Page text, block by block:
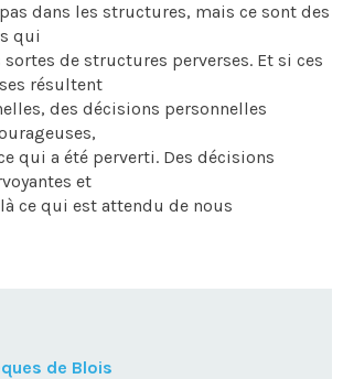
dans les structures, mais ce sont des
qui
de structures perverses. Et si ces
résultent
des décisions personnelles
qui a été perverti. Des décisions
et
ce qui est attendu de nous
de Blois